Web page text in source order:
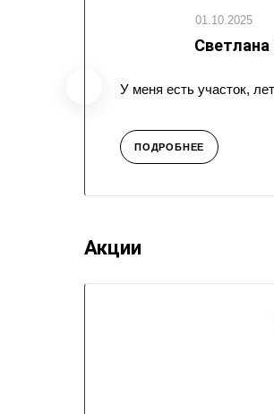
01.10.2025
Светлана
У меня есть участок,
ПОДРОБНЕЕ
Акции